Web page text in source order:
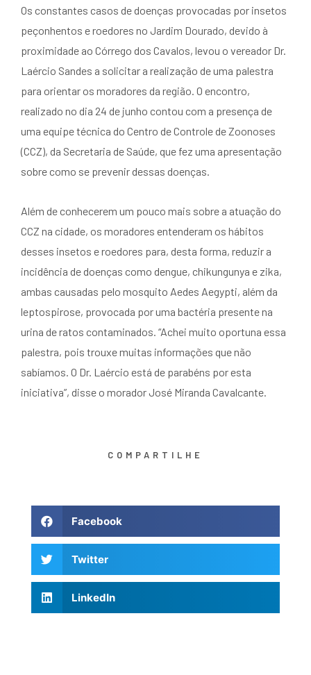
Os constantes casos de doenças provocadas por insetos
peçonhentos e roedores no Jardim Dourado, devido à
proximidade ao Córrego dos Cavalos, levou o vereador Dr.
Laércio Sandes a solicitar a realização de uma palestra
para orientar os moradores da região. O encontro,
realizado no dia 24 de junho contou com a presença de
uma equipe técnica do Centro de Controle de Zoonoses
(CCZ), da Secretaria de Saúde, que fez uma apresentação
sobre como se prevenir dessas doenças.
Além de conhecerem um pouco mais sobre a atuação do
CCZ na cidade, os moradores entenderam os hábitos
desses insetos e roedores para, desta forma, reduzir a
incidência de doenças como dengue, chikungunya e zika,
ambas causadas pelo mosquito Aedes Aegypti, além da
leptospirose, provocada por uma bactéria presente na
urina de ratos contaminados. “Achei muito oportuna essa
palestra, pois trouxe muitas informações que não
sabíamos. O Dr. Laércio está de parabéns por esta
iniciativa”, disse o morador José Miranda Cavalcante.
COMPARTILHE
Facebook
Twitter
LinkedIn